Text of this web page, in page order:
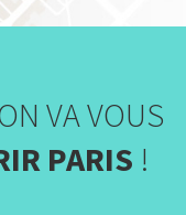
VA VOUS
PARIS !